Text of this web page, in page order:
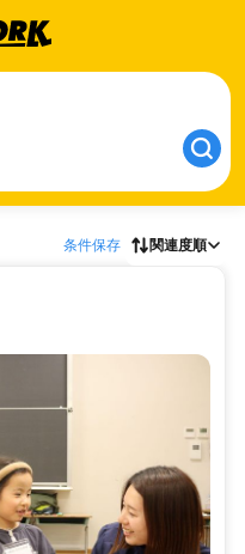
条件保存 関連度順